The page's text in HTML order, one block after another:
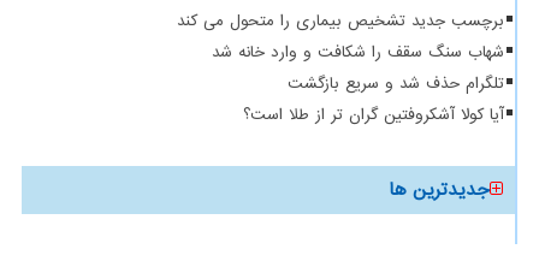
برچسب جدید تشخیص بیماری را متحول می کند
شهاب سنگ سقف را شکافت و وارد خانه شد
تلگرام حذف شد و سریع بازگشت
آیا کولا آشکروفتین گران تر از طلا است؟
جدیدترین ها